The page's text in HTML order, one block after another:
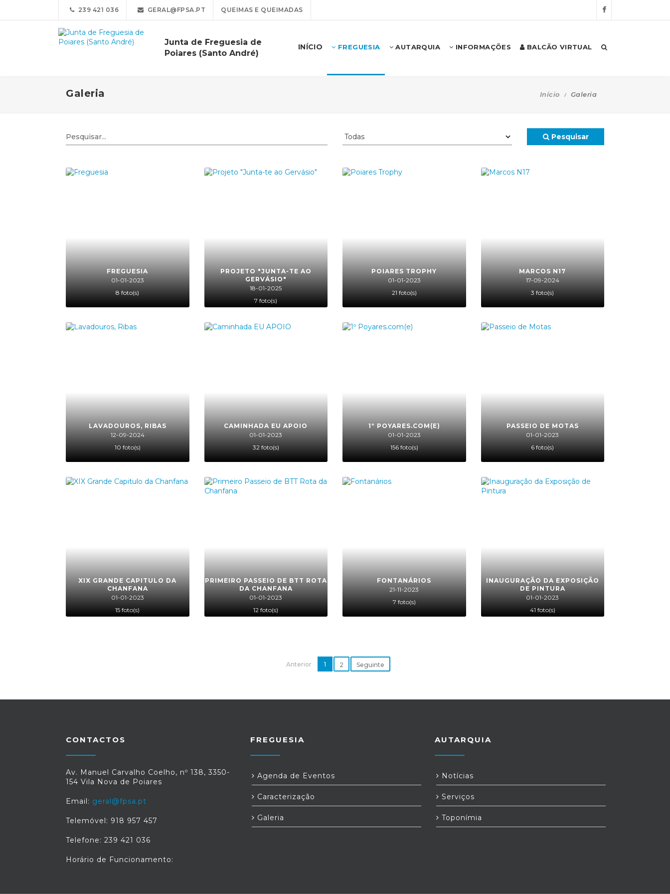
239 421 036 GERAL@FPSA.PT QUEIMAS E QUEIMADAS
Junta de Freguesia de
Poiares (Santo André)
INÍCIO FREGUESIA AUTARQUIA INFORMAÇÕES BALCÃO VIRTUAL
Galeria Início Galeria
Pesquisar
FREGUESIA
01-01-2023
8 foto(s)
PROJETO "JUNTA-TE AO
GERVÁSIO"
18-01-2025
7 foto(s)
POIARES TROPHY
01-01-2023
21 foto(s)
MARCOS N17
17-09-2024
3 foto(s)
LAVADOUROS, RIBAS
12-09-2024
10 foto(s)
CAMINHADA EU APOIO
01-01-2023
32 foto(s)
1º POYARES.COM(E)
01-01-2023
156 foto(s)
PASSEIO DE MOTAS
01-01-2023
6 foto(s)
XIX GRANDE CAPITULO DA
CHANFANA
01-01-2023
15 foto(s)
PRIMEIRO PASSEIO DE BTT ROTA
DA CHANFANA
01-01-2023
12 foto(s)
FONTANÁRIOS
21-11-2023
7 foto(s)
INAUGURAÇÃO DA EXPOSIÇÃO
DE PINTURA
01-01-2023
41 foto(s)
Anterior 1 2 Seguinte
CONTACTOS
Av. Manuel Carvalho Coelho, nº 138, 3350-
154 Vila Nova de Poiares
Email: geral@fpsa.pt
Telemóvel: 918 957 457
Telefone: 239 421 036
Horário de Funcionamento:
FREGUESIA
Agenda de Eventos
Caracterização
Galeria
AUTARQUIA
Notícias
Serviços
Toponímia